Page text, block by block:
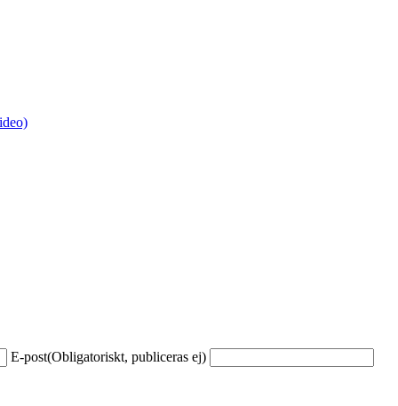
E-post(Obligatoriskt, publiceras ej)